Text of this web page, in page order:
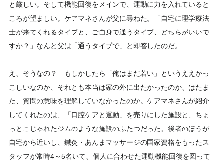
と厳しい。そして機能回復をメインで、運動に力を入れていると
ころが望ましい。ケアマネさんが父に尋ねた。「自宅に理学療法
士が来てくれるタイプと、ご自身で通うタイプ、どちらがいいで
すか？」なんと父は「通うタイプで」と即答したのだ。
え、そうなの？ もしかしたら「俺はまだ若い」というええかっ
こしいなのか、それとも本当は家の外に出たかったのか、はたま
た、質問の意味を理解していなかったのか。ケアマネさんが紹介
してくれたのは、「口腔ケアと運動」を売りにした施設と、ちょ
っとこじゃれたジムのような施設のふたつだった。後者のほうが
自宅から近いし、鍼灸・あんまマッサージの国家資格をもったス
タッフが常時4～5名いて、個人に合わせた運動機能回復を図って